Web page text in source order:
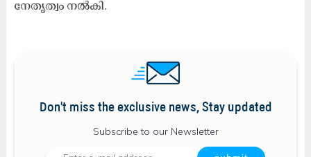
നേതൃത്വം നൽകി.
Don't miss the exclusive news, Stay updated
Subscribe to our Newsletter